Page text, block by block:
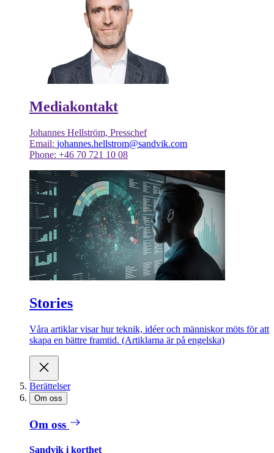
Mediakontakt
Johannes Hellström, Presschef
Email: johannes.hellstrom@sandvik.com
Phone: +46 70 721 10 08
Stories
Våra artiklar visar hur teknik, idéer och människor möts för att
skapa en bättre framtid. (Artiklarna är på engelska)
Berättelser
Om oss
Om oss
Sandvik i korthet